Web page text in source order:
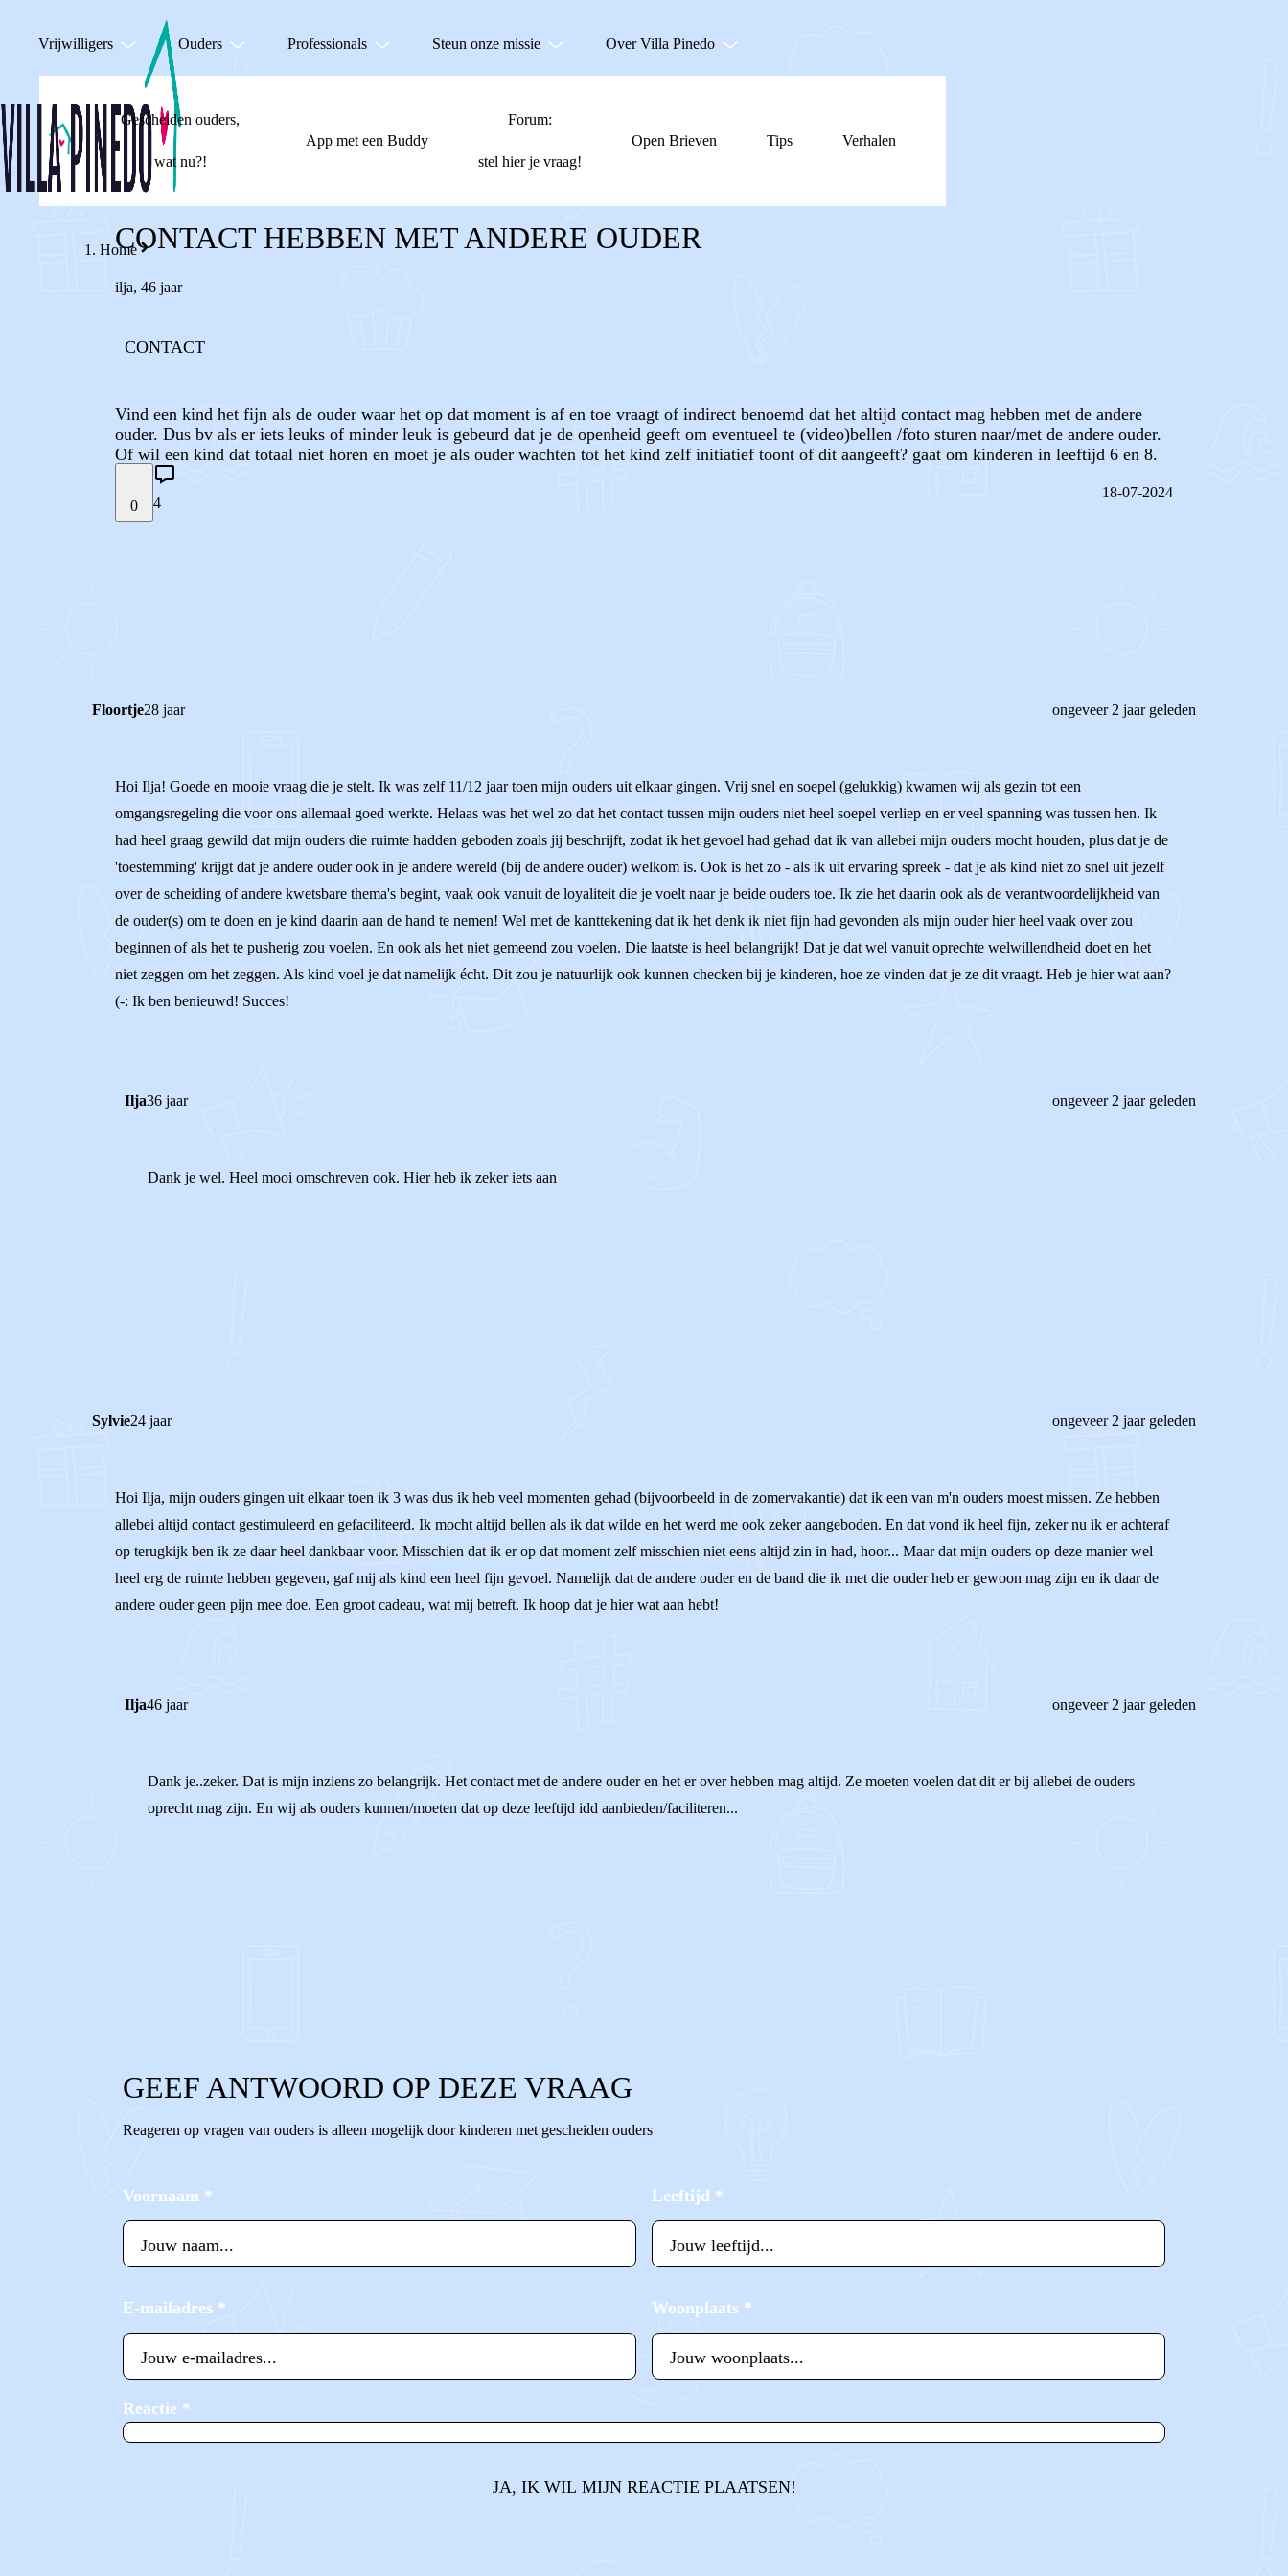
Vrijwilligers Ouders Professionals Steun onze missie Over Villa Pinedo
Gescheiden ouders,
wat nu?!
App met een Buddy
Forum:
stel hier je vraag!
Open Brieven Tips Verhalen
Home
CONTACT HEBBEN MET ANDERE OUDER
ilja, 46 jaar
CONTACT
Vind een kind het fijn als de ouder waar het op dat moment is af en toe vraagt of indirect benoemd dat het altijd contact mag hebben met de andere
ouder. Dus bv als er iets leuks of minder leuk is gebeurd dat je de openheid geeft om eventueel te (video)bellen /foto sturen naar/met de andere ouder.
Of wil een kind dat totaal niet horen en moet je als ouder wachten tot het kind zelf initiatief toont of dit aangeeft? gaat om kinderen in leeftijd 6 en 8.
0 4
18-07-2024
Floortje28 jaar ongeveer 2 jaar geleden
Hoi Ilja! Goede en mooie vraag die je stelt. Ik was zelf 11/12 jaar toen mijn ouders uit elkaar gingen. Vrij snel en soepel (gelukkig) kwamen wij als gezin tot een
omgangsregeling die voor ons allemaal goed werkte. Helaas was het wel zo dat het contact tussen mijn ouders niet heel soepel verliep en er veel spanning was tussen hen. Ik
had heel graag gewild dat mijn ouders die ruimte hadden geboden zoals jij beschrijft, zodat ik het gevoel had gehad dat ik van allebei mijn ouders mocht houden, plus dat je de
'toestemming' krijgt dat je andere ouder ook in je andere wereld (bij de andere ouder) welkom is. Ook is het zo - als ik uit ervaring spreek - dat je als kind niet zo snel uit jezelf
over de scheiding of andere kwetsbare thema's begint, vaak ook vanuit de loyaliteit die je voelt naar je beide ouders toe. Ik zie het daarin ook als de verantwoordelijkheid van
de ouder(s) om te doen en je kind daarin aan de hand te nemen! Wel met de kanttekening dat ik het denk ik niet fijn had gevonden als mijn ouder hier heel vaak over zou
beginnen of als het te pusherig zou voelen. En ook als het niet gemeend zou voelen. Die laatste is heel belangrijk! Dat je dat wel vanuit oprechte welwillendheid doet en het
niet zeggen om het zeggen. Als kind voel je dat namelijk écht. Dit zou je natuurlijk ook kunnen checken bij je kinderen, hoe ze vinden dat je ze dit vraagt. Heb je hier wat aan?
(-: Ik ben benieuwd! Succes!
Ilja36 jaar ongeveer 2 jaar geleden
Dank je wel. Heel mooi omschreven ook. Hier heb ik zeker iets aan
Sylvie24 jaar ongeveer 2 jaar geleden
Hoi Ilja, mijn ouders gingen uit elkaar toen ik 3 was dus ik heb veel momenten gehad (bijvoorbeeld in de zomervakantie) dat ik een van m'n ouders moest missen. Ze hebben
allebei altijd contact gestimuleerd en gefaciliteerd. Ik mocht altijd bellen als ik dat wilde en het werd me ook zeker aangeboden. En dat vond ik heel fijn, zeker nu ik er achteraf
op terugkijk ben ik ze daar heel dankbaar voor. Misschien dat ik er op dat moment zelf misschien niet eens altijd zin in had, hoor... Maar dat mijn ouders op deze manier wel
heel erg de ruimte hebben gegeven, gaf mij als kind een heel fijn gevoel. Namelijk dat de andere ouder en de band die ik met die ouder heb er gewoon mag zijn en ik daar de
andere ouder geen pijn mee doe. Een groot cadeau, wat mij betreft. Ik hoop dat je hier wat aan hebt!
Ilja46 jaar ongeveer 2 jaar geleden
Dank je..zeker. Dat is mijn inziens zo belangrijk. Het contact met de andere ouder en het er over hebben mag altijd. Ze moeten voelen dat dit er bij allebei de ouders
oprecht mag zijn. En wij als ouders kunnen/moeten dat op deze leeftijd idd aanbieden/faciliteren...
GEEF ANTWOORD OP DEZE VRAAG
Reageren op vragen van ouders is alleen mogelijk door kinderen met gescheiden ouders
Voornaam * Leeftijd *
E-mailadres * Woonplaats *
Reactie *
JA, IK WIL MIJN REACTIE PLAATSEN!